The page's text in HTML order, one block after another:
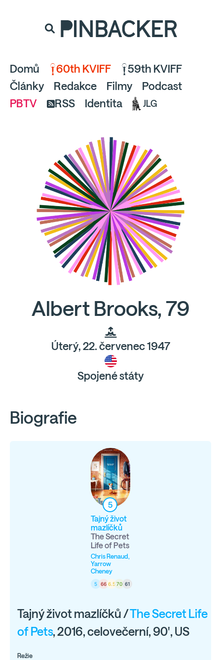
a pusťte se do čtení.
PINBACKER
Domů 60th KVIFF
59th KVIFF
Články
Redakce Filmy
Podcast
PBTV
RSS Identita JLG
Albert Brooks, 79
Úterý, 22. červenec 1947
Spojené státy
Biografie
5
Tajný život
mazlíčků
The Secret
Life of Pets
Chris Renaud,
Yarrow
Cheney
5 66 6.5 70 61
Tajný život mazlíčků /The Secret Life
of Pets, 2016, celovečerní, 90', US
Režie